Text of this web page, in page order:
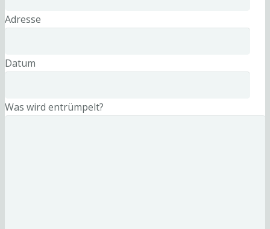
Adresse
Datum
Was wird entrümpelt?